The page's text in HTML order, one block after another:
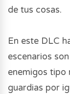
de tus cosas.
En este DLC
escenarios
enemigos tipo
guardias por